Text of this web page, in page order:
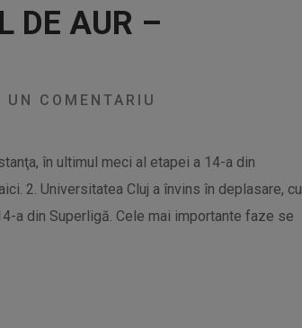
DE AUR –
UN COMENTARIU
în ultimul meci al etapei a 14-a din
2. Universitatea Cluj a învins în deplasare, cu
a din Superligă. Cele mai importante faze se